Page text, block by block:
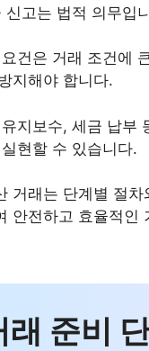
고는 법적 의무입
건은 거래 조건에
지해야 합니다.
지보수, 세금 납부
현할 수 있습니다.
거래는 단계별 절
안전하고 효율적인
준비